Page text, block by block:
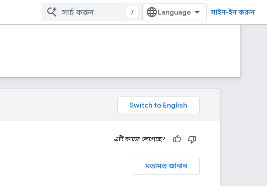
/ সাইন-ইন করুন
এটি কাজে লেগেছে?
মতামত জানান